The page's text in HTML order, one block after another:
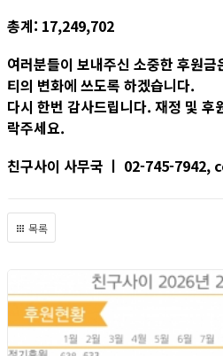
총계: 17,249,702
여러분들이 보내주신 소중한 후원
티의 변화에 쓰도록 하겠습니다.
다시 한번 감사드립니다. 재정 및 후
락주세요.
친구사이 사무국 ㅣ 02-745-
목록